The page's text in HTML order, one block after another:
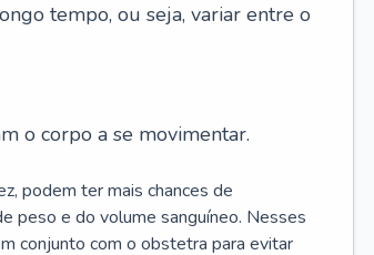
tempo, ou seja, variar entre o
o corpo a se movimentar.
podem ter mais chances de
peso e do volume sanguíneo. Nesses
conjunto com o obstetra para evitar